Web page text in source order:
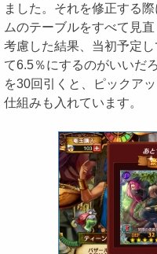
ました。それを修正する
ムのテーブルをすべて見
考慮した結果、当初予定
て6.5％にするのがいいだ
を30回引くと、ピックア
仕組みも入れています。